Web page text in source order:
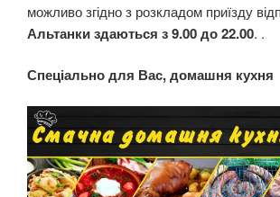
можливо згідно з розкладом приїзду
Альтанки здаються з 9.00 до 22.00. .
Спеціально для Вас, домашня кухня